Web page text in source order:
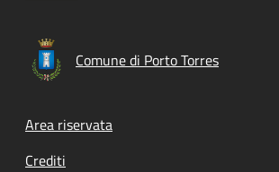
Comune di Porto Torres
Footer menu
Area riservata
Crediti